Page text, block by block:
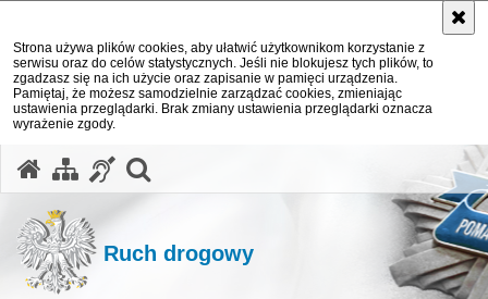
Strona używa plików cookies, aby ułatwić użytkownikom korzystanie z
serwisu oraz do celów statystycznych. Jeśli nie blokujesz tych plików, to
zgadzasz się na ich użycie oraz zapisanie w pamięci urządzenia.
Pamiętaj, że możesz samodzielnie zarządzać cookies, zmieniając
ustawienia przeglądarki. Brak zmiany ustawienia przeglądarki oznacza
wyrażenie zgody.
Ruch drogowy